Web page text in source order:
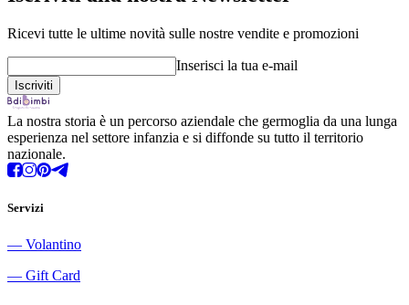
Ricevi tutte le ultime novità sulle nostre vendite e promozioni
Inserisci la tua e-mail
La nostra storia è un percorso aziendale che germoglia da una lunga
esperienza nel settore infanzia e si diffonde su tutto il territorio
nazionale.
Servizi
― Volantino
― Gift Card